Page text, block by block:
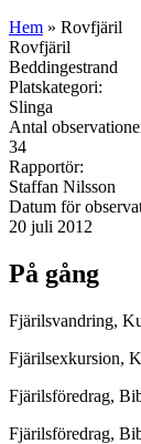
Hem » Rovfjäril
Rovfjäril
Beddingestrand
Platskategori:
Slinga
Antal
34
Rapportör:
Staffan Nilsson
Datum för
20 juli 2012
På gång
Fjärilsvandring,
Fjärilsexkursion,
Fjärilsföredrag,
Fjärilsföredrag,